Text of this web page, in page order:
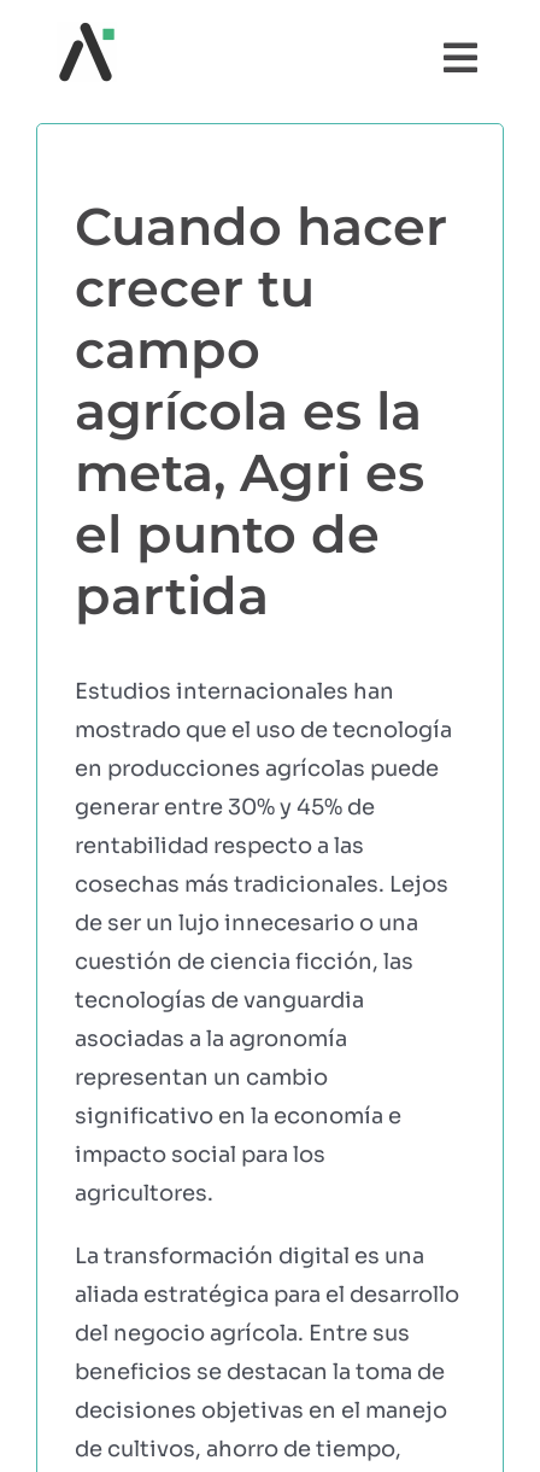
¿QUÉ ES AGRI?
MÓDULOS
TESTIMONIOS
PRECIOS
COMUNIDAD AGRI
EBOOKS Y RECURSOS
PRUÉBALO GRATIS
Cuando hacer
crecer tu
campo
agrícola es la
meta, Agri es
el punto de
partida
Estudios internacionales han
mostrado que el uso de tecnología
en producciones agrícolas puede
generar entre 30% y 45% de
rentabilidad respecto a las
cosechas más tradicionales. Lejos
de ser un lujo innecesario o una
cuestión de ciencia ficción, las
tecnologías de vanguardia
asociadas a la agronomía
representan un cambio
significativo en la economía e
impacto social para los
agricultores.
La transformación digital es una
aliada estratégica para el desarrollo
del negocio agrícola. Entre sus
beneficios se destacan la toma de
decisiones objetivas en el manejo
de cultivos, ahorro de tiempo,